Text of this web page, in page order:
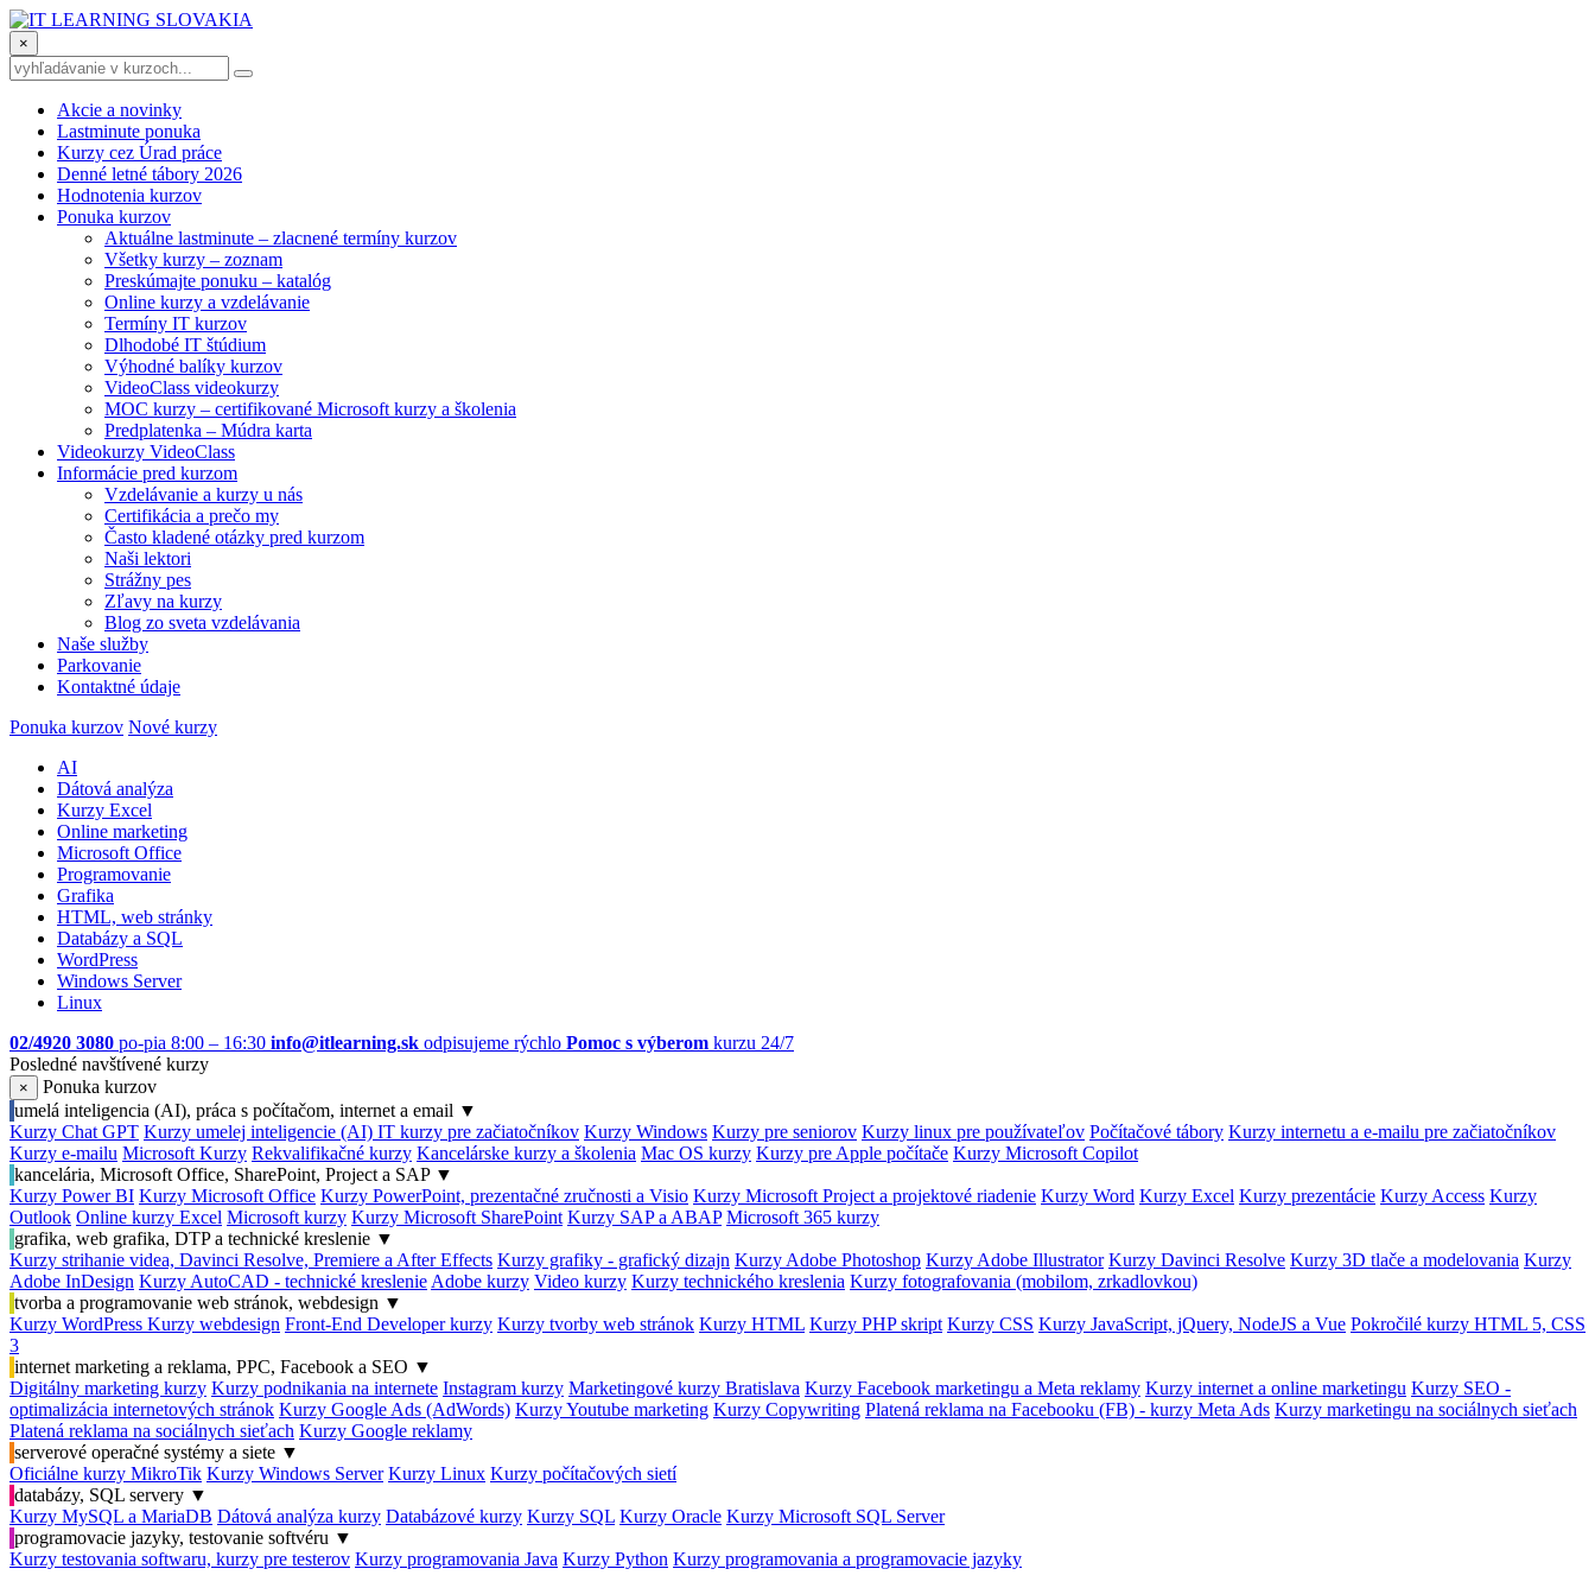
×
Akcie a novinky
Lastminute ponuka
Kurzy cez Úrad práce
Denné letné tábory 2026
Hodnotenia kurzov
Ponuka kurzov
Aktuálne lastminute – zlacnené termíny kurzov
Všetky kurzy – zoznam
Preskúmajte ponuku – katalóg
Online kurzy a vzdelávanie
Termíny IT kurzov
Dlhodobé IT štúdium
Výhodné balíky kurzov
VideoClass videokurzy
MOC kurzy – certifikované Microsoft kurzy a školenia
Predplatenka – Múdra karta
Videokurzy VideoClass
Informácie pred kurzom
Vzdelávanie a kurzy u nás
Certifikácia a prečo my
Často kladené otázky pred kurzom
Naši lektori
Strážny pes
Zľavy na kurzy
Blog zo sveta vzdelávania
Naše služby
Parkovanie
Kontaktné údaje
Ponuka kurzov Nové kurzy
AI
Dátová analýza
Kurzy Excel
Online marketing
Microsoft Office
Programovanie
Grafika
HTML, web stránky
Databázy a SQL
WordPress
Windows Server
Linux
02/4920 3080 po-pia 8:00 – 16:30 info@itlearning.sk odpisujeme rýchlo Pomoc s výberom kurzu 24/7
Posledné navštívené kurzy
×
Ponuka kurzov
umelá inteligencia (AI), práca s počítačom, internet a email ▼
Kurzy Chat GPT Kurzy umelej inteligencie (AI) IT kurzy pre začiatočníkov Kurzy Windows Kurzy pre seniorov Kurzy linux pre používateľov Počítačové tábory Kurzy internetu a e-mailu pre začiatočníkov
Kurzy e-mailu Microsoft Kurzy Rekvalifikačné kurzy Kancelárske kurzy a školenia Mac OS kurzy Kurzy pre Apple počítače Kurzy Microsoft Copilot
kancelária, Microsoft Office, SharePoint, Project a SAP ▼
Kurzy Power BI Kurzy Microsoft Office Kurzy PowerPoint, prezentačné zručnosti a Visio Kurzy Microsoft Project a projektové riadenie Kurzy Word Kurzy Excel Kurzy prezentácie Kurzy Access Kurzy
Outlook Online kurzy Excel Microsoft kurzy Kurzy Microsoft SharePoint Kurzy SAP a ABAP Microsoft 365 kurzy
grafika, web grafika, DTP a technické kreslenie ▼
Kurzy strihanie videa, Davinci Resolve, Premiere a After Effects Kurzy grafiky - grafický dizajn Kurzy Adobe Photoshop Kurzy Adobe Illustrator Kurzy Davinci Resolve Kurzy 3D tlače a modelovania Kurzy
Adobe InDesign Kurzy AutoCAD - technické kreslenie Adobe kurzy Video kurzy Kurzy technického kreslenia Kurzy fotografovania (mobilom, zrkadlovkou)
tvorba a programovanie web stránok, webdesign ▼
Kurzy WordPress Kurzy webdesign Front-End Developer kurzy Kurzy tvorby web stránok Kurzy HTML Kurzy PHP skript Kurzy CSS Kurzy JavaScript, jQuery, NodeJS a Vue Pokročilé kurzy HTML 5, CSS
3
internet marketing a reklama, PPC, Facebook a SEO ▼
Digitálny marketing kurzy Kurzy podnikania na internete Instagram kurzy Marketingové kurzy Bratislava Kurzy Facebook marketingu a Meta reklamy Kurzy internet a online marketingu Kurzy SEO -
optimalizácia internetových stránok Kurzy Google Ads (AdWords) Kurzy Youtube marketing Kurzy Copywriting Platená reklama na Facebooku (FB) - kurzy Meta Ads Kurzy marketingu na sociálnych sieťach
Platená reklama na sociálnych sieťach Kurzy Google reklamy
serverové operačné systémy a siete ▼
Oficiálne kurzy MikroTik Kurzy Windows Server Kurzy Linux Kurzy počítačových sietí
databázy, SQL servery ▼
Kurzy MySQL a MariaDB Dátová analýza kurzy Databázové kurzy Kurzy SQL Kurzy Oracle Kurzy Microsoft SQL Server
programovacie jazyky, testovanie softvéru ▼
Kurzy testovania softwaru, kurzy pre testerov Kurzy programovania Java Kurzy Python Kurzy programovania a programovacie jazyky